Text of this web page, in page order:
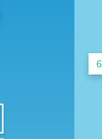
6